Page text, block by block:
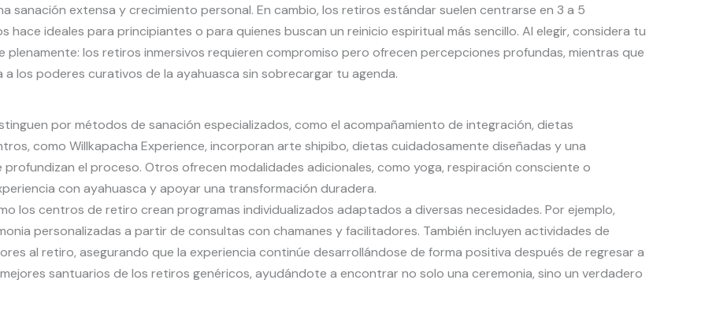
sanación extensa y crecimiento personal. En cambio, los retiros estándar suelen centrarse en 3 a 5
ideales para principiantes o para quienes buscan un reinicio espiritual más sencillo. Al elegir, considera tu
los retiros inmersivos requieren compromiso pero ofrecen percepciones profundas, mientras que
los poderes curativos de la ayahuasca sin sobrecargar tu agenda.
por métodos de sanación especializados, como el acompañamiento de integración, dietas
como Willkapacha Experience, incorporan arte shipibo, dietas cuidadosamente diseñadas y una
el proceso. Otros ofrecen modalidades adicionales, como yoga, respiración consciente o
con ayahuasca y apoyar una transformación duradera.
los centros de retiro crean programas individualizados adaptados a diversas necesidades. Por ejemplo,
personalizadas a partir de consultas con chamanes y facilitadores. También incluyen actividades de
al retiro, asegurando que la experiencia continúe desarrollándose de forma positiva después de regresar a
santuarios de los retiros genéricos, ayudándote a encontrar no solo una ceremonia, sino un verdadero